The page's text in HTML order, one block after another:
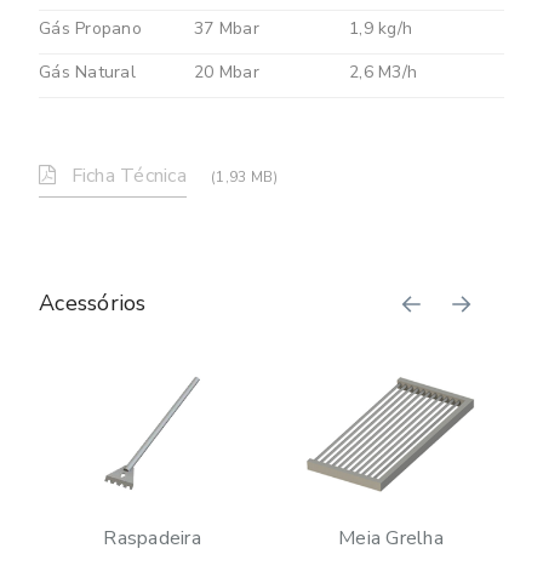
Gás Propano
37 Mbar
1,9 kg/h
Gás Natural
20 Mbar 2,6 M3/h
Ficha Técnica (1,93 MB)
Acessórios
Raspadeira Meia Grelha